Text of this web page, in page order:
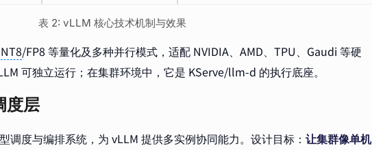
表 2: vLLM 核心技术机制与效果
/FP8 等量化及多种并行模式，适配 NVIDIA、AMD、TPU、Gaudi 等硬
可独立运行；在集群环境中，它是 KServe/llm-d 的执行底座。
度层
调度与编排系统，为 vLLM 提供多实例协同能力。设计目标： 让集群像单机